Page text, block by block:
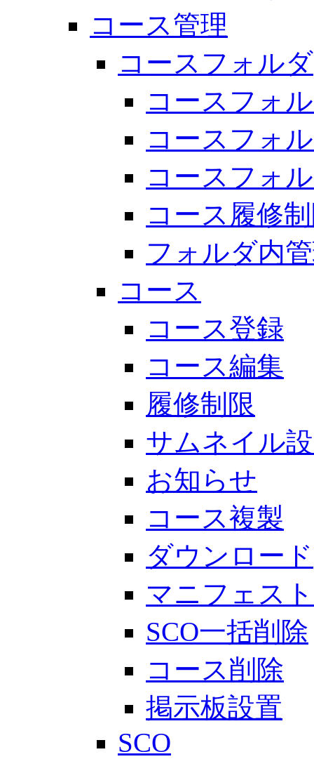
コース管理
コースフォルダ
コースフォ
コースフォ
コースフォ
コース履修
フォルダ内
コース
コース登録
コース編集
履修制限
サムネイル
お知らせ
コース複製
ダウンロード
マニフェス
SCO一括削除
コース削除
掲示板設置
SCO